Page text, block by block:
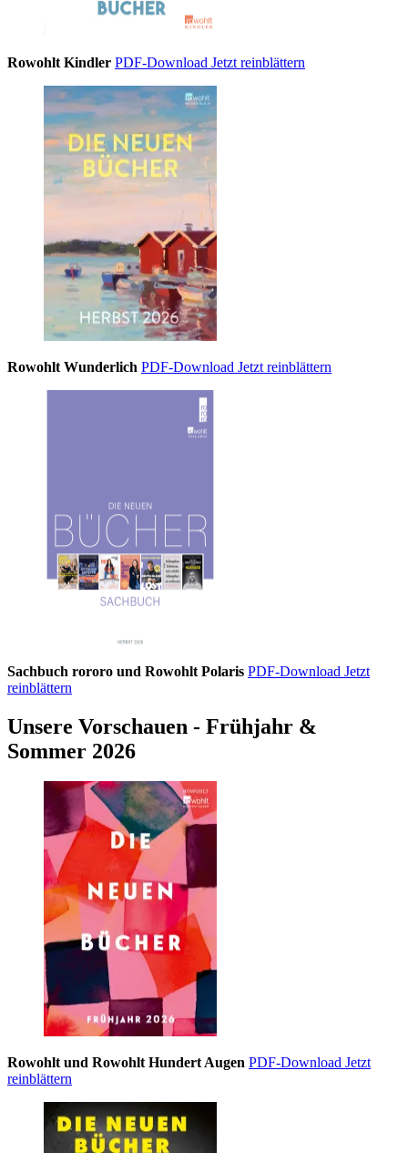
Rowohlt Kindler PDF-Download Jetzt reinblättern
Rowohlt Wunderlich PDF-Download Jetzt reinblättern
Sachbuch rororo und Rowohlt Polaris PDF-Download Jetzt
reinblättern
Unsere Vorschauen - Frühjahr &
Sommer 2026
Rowohlt und Rowohlt Hundert Augen PDF-Download Jetzt
reinblättern